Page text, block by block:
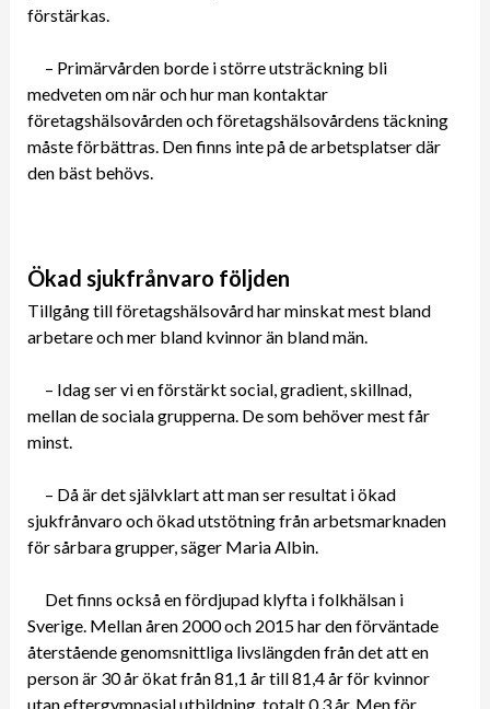
förstärkas.
– Primärvården borde i större utsträckning bli
medveten om när och hur man kontaktar
företagshälsovården och företagshälsovårdens täckning
måste förbättras. Den finns inte på de arbetsplatser där
den bäst behövs.
Ökad sjukfrånvaro följden
Tillgång till företagshälsovård har minskat mest bland
arbetare och mer bland kvinnor än bland män.
– Idag ser vi en förstärkt social, gradient, skillnad,
mellan de sociala grupperna. De som behöver mest får
minst.
– Då är det självklart att man ser resultat i ökad
sjukfrånvaro och ökad utstötning från arbetsmarknaden
för sårbara grupper, säger Maria Albin.
Det finns också en fördjupad klyfta i folkhälsan i
Sverige. Mellan åren 2000 och 2015 har den förväntade
återstående genomsnittliga livslängden från det att en
person är 30 år ökat från 81,1 år till 81,4 år för kvinnor
utan eftergymnasial utbildning, totalt 0,3 år. Men för